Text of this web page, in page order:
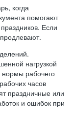
когда
помогают
Если
нагрузкой
рабочего
часов
праздничные или
и ошибок при